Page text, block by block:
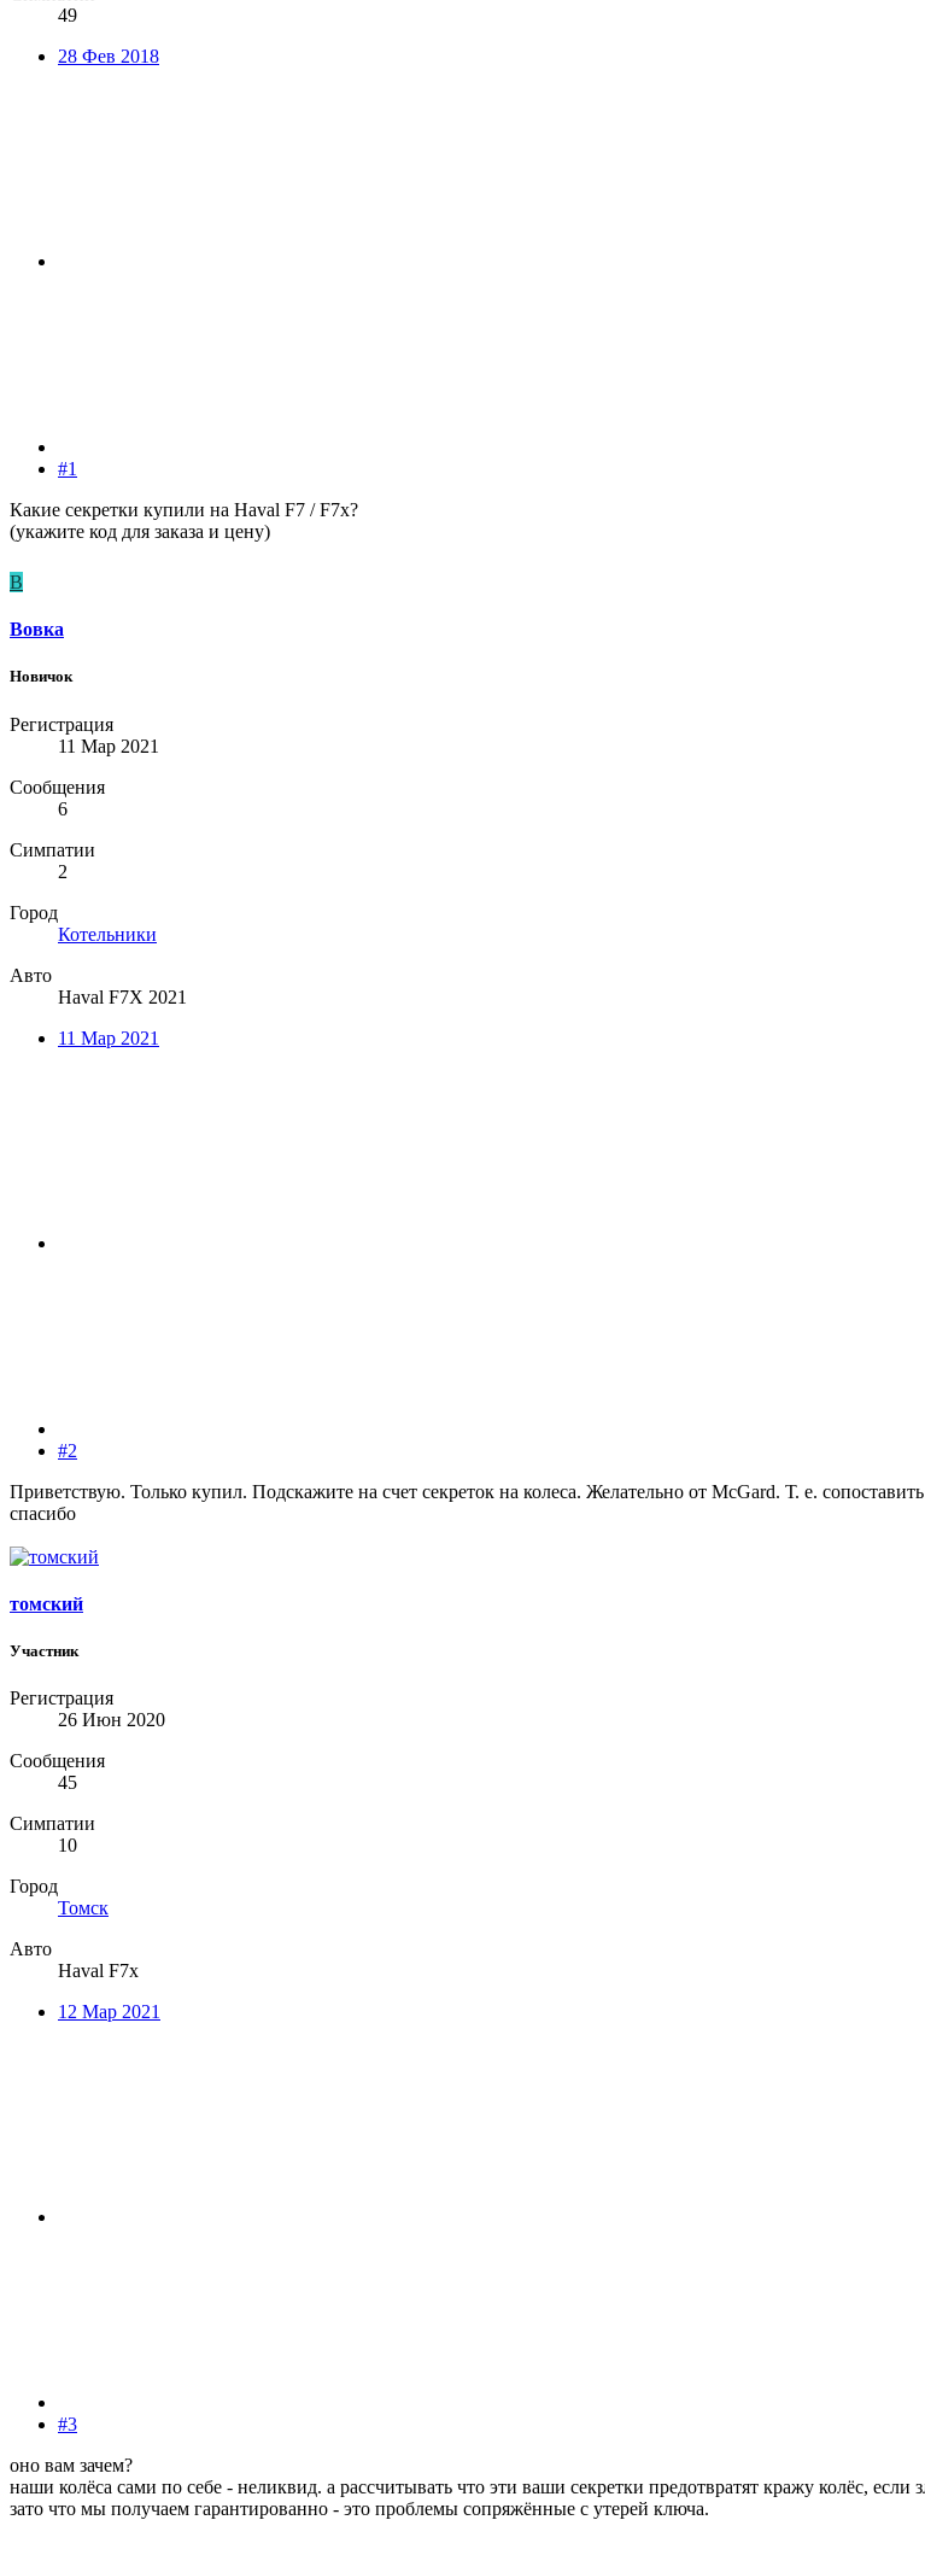
49
28 Фев 2018
#1
Какие секретки купили на Haval F7 / F7x?
(укажите код для заказа и цену)
В
Вовка
Новичок
Регистрация
11 Мар 2021
Сообщения
6
Симпатии
2
Город
Котельники
Авто
Haval F7X 2021
11 Мар 2021
#2
Приветствую. Только купил. Подскажите на счет секреток на колеса. Желательно от МсGard. Т. е.
спасибо
томский
Участник
Регистрация
26 Июн 2020
Сообщения
45
Симпатии
10
Город
Томск
Авто
Haval F7x
12 Мар 2021
#3
оно вам зачем?
наши колёса сами по себе - неликвид. а рассчитывать что эти ваши секретки предотвратят кражу колёс,
зато что мы получаем гарантированно - это проблемы сопряжённые с утерей ключа.